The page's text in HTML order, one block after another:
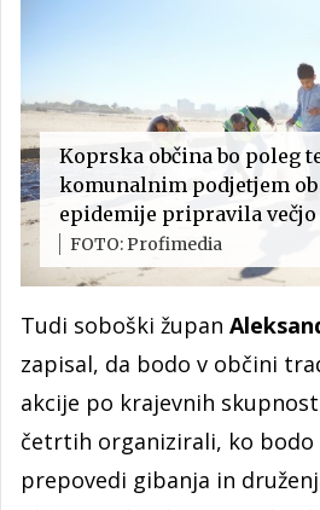
Koprska občina bo poleg
komunalnim podjetjem
epidemije pripravila
FOTO: Profimedia
Tudi soboški župan
zapisal, da bodo v občini
akcije po krajevnih
četrtih organizirali, ko
prepovedi gibanja in